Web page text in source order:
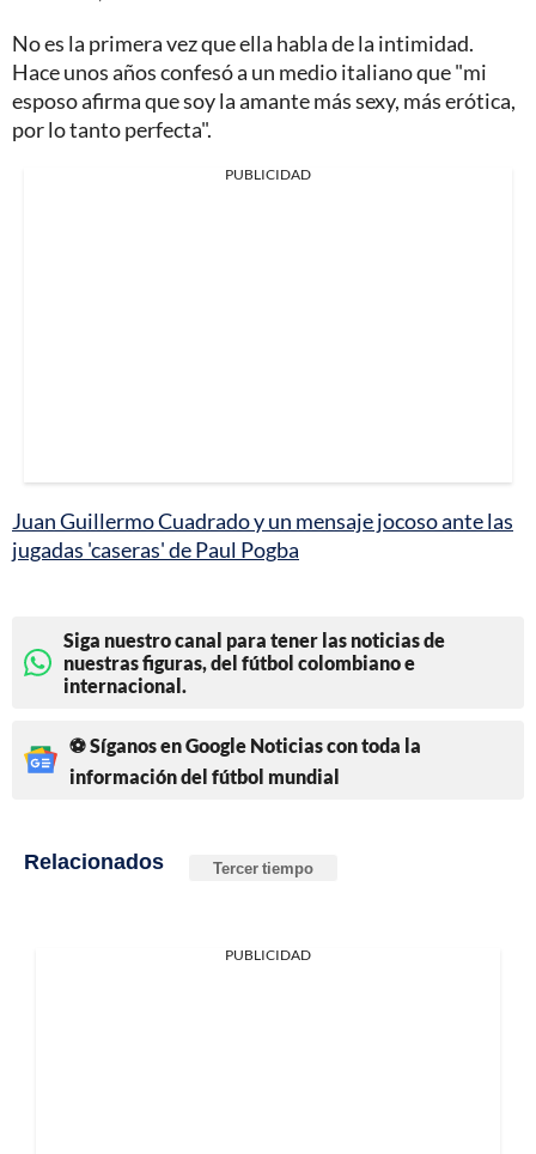
No es la primera vez que ella habla de la intimidad.
Hace unos años confesó a un medio italiano que "mi
esposo afirma que soy la amante más sexy, más erótica,
por lo tanto perfecta".
PUBLICIDAD
Juan Guillermo Cuadrado y un mensaje jocoso ante las
jugadas 'caseras' de Paul Pogba
Siga nuestro canal para tener las noticias de
nuestras figuras, del fútbol colombiano e
internacional.
⚽ Síganos en Google Noticias con toda la
información del fútbol mundial
Relacionados Tercer tiempo
PUBLICIDAD